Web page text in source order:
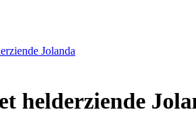
helderziende